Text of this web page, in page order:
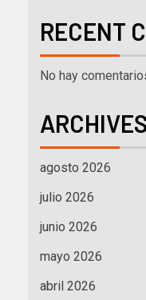
RECENT
No hay
ARCHIVES
agosto 2026
julio 2026
junio 2026
mayo 2026
abril 2026